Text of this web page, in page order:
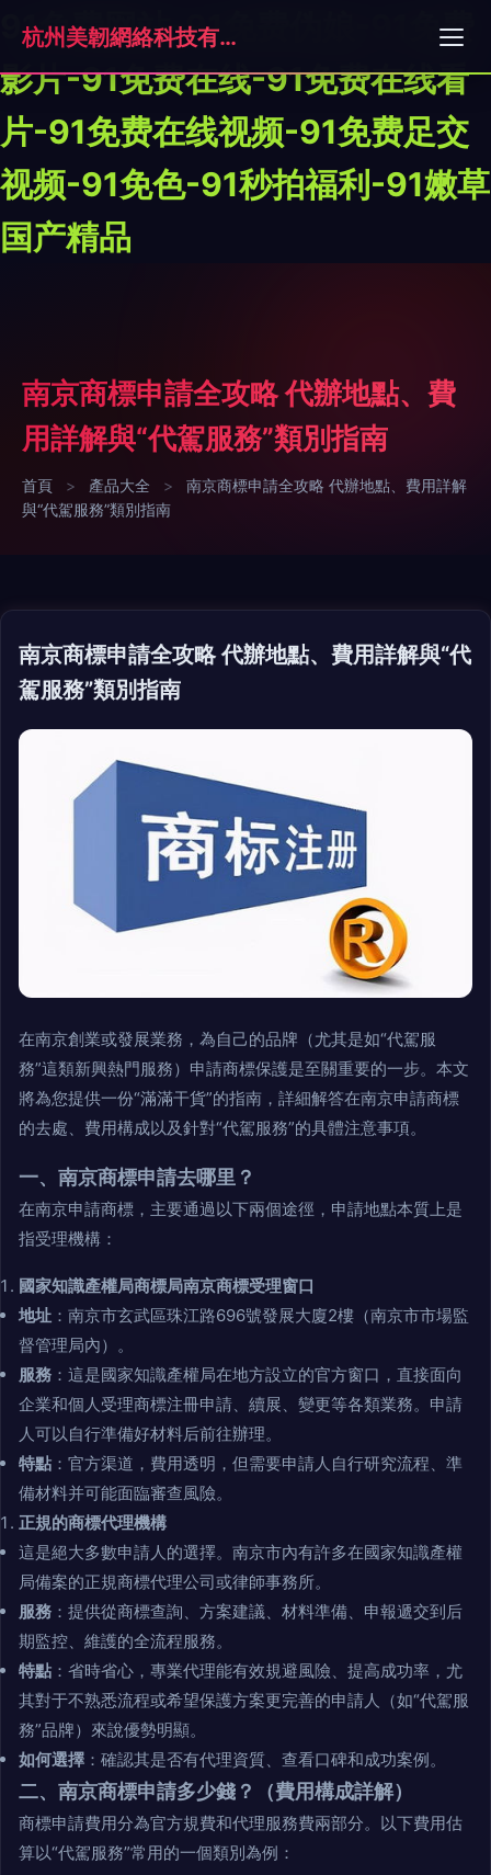
91免费网站-91免费伪娘-91免费
影片-91免费在线-91免费在线看
片-91免费在线视频-91免费足交
视频-91免色-91秒拍福利-91嫩草
国产精品
杭州美韌網絡科技有限公司
南京商標申請全攻略 代辦地點、費
用詳解與“代駕服務”類別指南
首頁 > 產品大全 >
南京商標申請全攻略 代辦地點、費用詳解
與“代駕服務”類別指南
南京商標申請全攻略 代辦地點、費用詳解與“代
駕服務”類別指南
在南京創業或發展業務，為自己的品牌（尤其是如“代駕服
務”這類新興熱門服務）申請商標保護是至關重要的一步。本文
將為您提供一份“滿滿干貨”的指南，詳細解答在南京申請商標
的去處、費用構成以及針對“代駕服務”的具體注意事項。
一、南京商標申請去哪里？
在南京申請商標，主要通過以下兩個途徑，申請地點本質上是
指受理機構：
國家知識產權局商標局南京商標受理窗口
地址 ：南京市玄武區珠江路696號發展大廈2樓（南京市市場監
督管理局內）。
服務 ：這是國家知識產權局在地方設立的官方窗口，直接面向
企業和個人受理商標注冊申請、續展、變更等各類業務。申請
人可以自行準備好材料后前往辦理。
特點 ：官方渠道，費用透明，但需要申請人自行研究流程、準
備材料并可能面臨審查風險。
正規的商標代理機構
這是絕大多數申請人的選擇。南京市內有許多在國家知識產權
局備案的正規商標代理公司或律師事務所。
服務 ：提供從商標查詢、方案建議、材料準備、申報遞交到后
期監控、維護的全流程服務。
特點 ：省時省心，專業代理能有效規避風險、提高成功率，尤
其對于不熟悉流程或希望保護方案更完善的申請人（如“代駕服
務”品牌）來說優勢明顯。
如何選擇 ：確認其是否有代理資質、查看口碑和成功案例。
二、南京商標申請多少錢？（費用構成詳解）
商標申請費用分為官方規費和代理服務費兩部分。以下費用估
算以“代駕服務”常用的一個類別為例：